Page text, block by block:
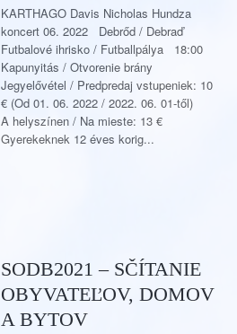
KARTHAGO Davis Nicholas Hundza
koncert 06. 2022 Debrőd / Debraď
Futbalové ihrisko / Futballpálya 18:00
Kapunyitás / Otvorenie brány
Jegyelővétel / Predpredaj vstupeniek: 10
€ (Od 01. 06. 2022 / 2022. 06. 01-től)
A helyszínen / Na mieste: 13 €
Gyerekeknek 12 éves korig...
SODB2021 – SČÍTANIE
OBYVATEĽOV, DOMOV
A BYTOV